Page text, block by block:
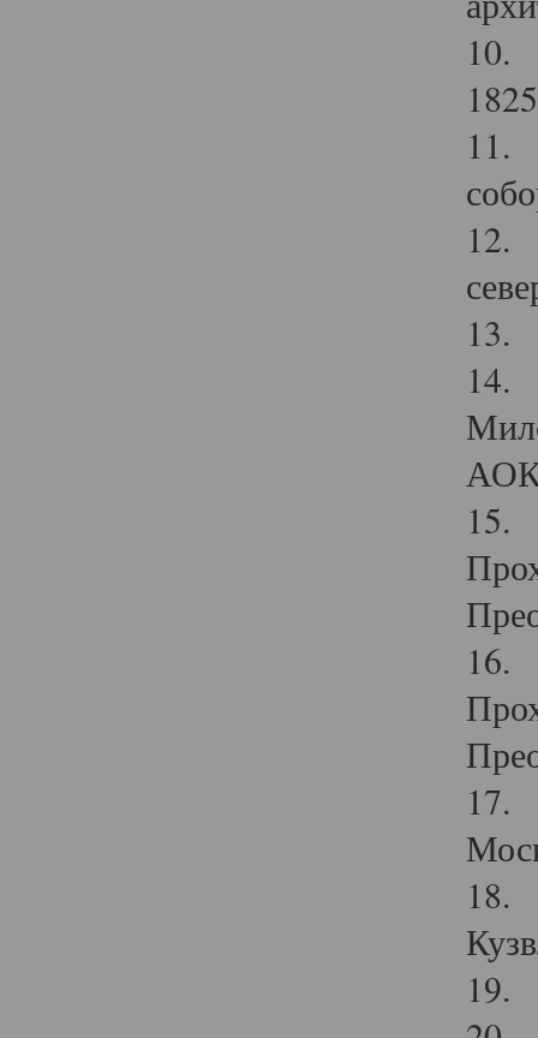
10.
11.
12.
13.
14.
15.
16.
17.
18.
19.